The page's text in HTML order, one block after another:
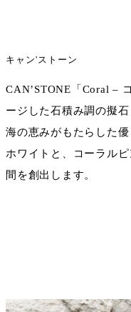
キャン'ストーン
CAN’STONE「Coral –
ージした石積み調の擬石
海の恵みがもたらした
ホワイトと、コーラル
間を創出します。